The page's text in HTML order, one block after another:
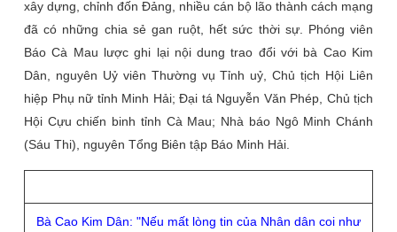
xây dựng, chỉnh đốn Đảng, nhiều cán bộ lão thành cách mạng
đã có những chia sẻ gan ruột, hết sức thời sự. Phóng viên
Báo Cà Mau lược ghi lại nội dung trao đổi với bà Cao Kim
Dân, nguyên Uỷ viên Thường vụ Tỉnh uỷ, Chủ tịch Hội Liên
hiệp Phụ nữ tỉnh Minh Hải; Đại tá Nguyễn Văn Phép, Chủ tịch
Hội Cựu chiến binh tỉnh Cà Mau; Nhà báo Ngô Minh Chánh
(Sáu Thi), nguyên Tổng Biên tập Báo Minh Hải.
Bà Cao Kim Dân: "Nếu mất lòng tin của Nhân dân coi như